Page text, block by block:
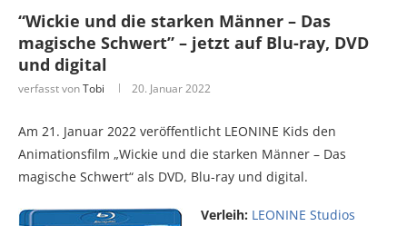
“Wickie und die starken Männer – Das
magische Schwert” – jetzt auf Blu-ray, DVD
und digital
verfasst vonTobi 20. Januar 2022
Am 21. Januar 2022 veröffentlicht LEONINE Kids den
Animationsfilm „Wickie und die starken Männer – Das
magische Schwert“ als DVD, Blu-ray und digital.
Verleih: LEONINE Studios